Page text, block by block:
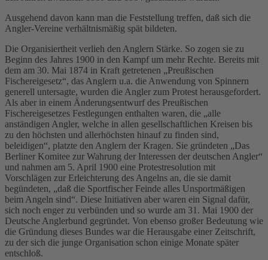
Ausgehend davon kann man die Feststellung treffen, daß sich die
Angler-Vereine verhältnismäßig spät bildeten.
Die Organisiertheit verlieh den Anglern Stärke. So zogen sie zu
Beginn des Jahres 1900 in den Kampf um mehr Rechte. Bereits mit
dem am 30. Mai 1874 in Kraft getretenen „Preußischen
Fischereigesetz“, das Anglern u.a. die Anwendung von Spinnern
generell untersagte, wurden die Angler zum Protest herausgefordert.
Als aber in einem Änderungsentwurf des Preußischen
Fischereigesetzes Festlegungen enthalten waren, die „alle
anständigen Angler, welche in allen gesellschaftlichen Kreisen bis
zu den höchsten und allerhöchsten hinauf zu finden sind,
beleidigen“, platzte den Anglern der Kragen. Sie gründeten „Das
Berliner Komitee zur Wahrung der Interessen der deutschen Angler“
und nahmen am 5. April 1900 eine Protestresolution mit
Vorschlägen zur Erleichterung des Angelns an, die sie damit
begündeten, „daß die Sportfischer Feinde alles Unsportmäßigen
beim Angeln sind“. Diese Initiativen aber waren ein Signal dafür,
sich noch enger zu verbünden und so wurde am 31. Mai 1900 der
Deutsche Anglerbund gegründet. Von ebenso großer Bedeutung wie
die Gründung dieses Bundes war die Herausgabe einer Zeitschrift,
zu der sich die junge Organisation schon einige Monate später
entschloß.